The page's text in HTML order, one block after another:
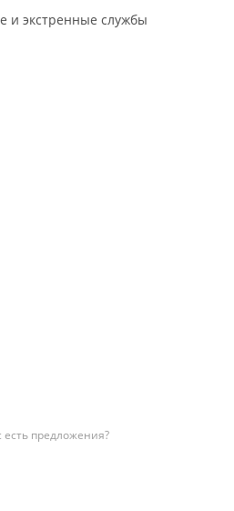
и экстренные службы
предложения?